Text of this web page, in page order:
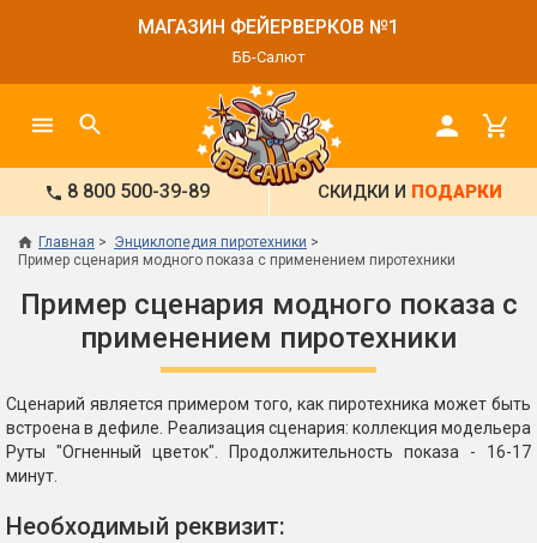
МАГАЗИН ФЕЙЕРВЕРКОВ №1
ББ-Салют
8 800 500-39-89 СКИДКИ И ПОДАРКИ
Главная
Энциклопедия пиротехники
Пример сценария модного показа с применением пиротехники
Пример сценария модного показа с
применением пиротехники
Сценарий является примером того, как пиротехника может быть
встроена в дефиле. Реализация сценария: коллекция модельера
Руты "Огненный цветок". Продолжительность показа - 16-17
минут.
Необходимый реквизит: